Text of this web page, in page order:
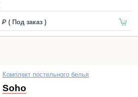
( Под заказ )
Комплект постельного белья
Soho